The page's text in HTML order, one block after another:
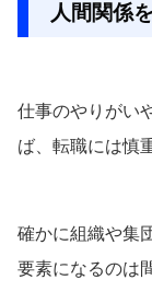
人間関係
仕事のやりがい
ば、転職には慎
確かに組織や集
要素になるのは